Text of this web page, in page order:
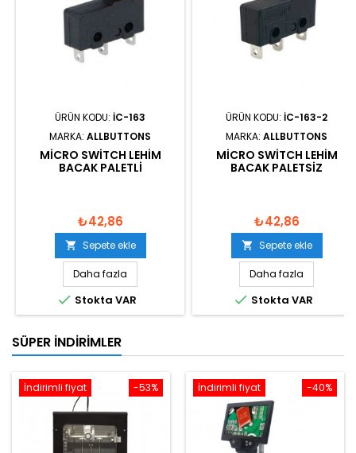
ÜRÜN KODU: IC-163
MARKA: ALLBUTTONS
MICRO SWITCH LEHIM
BACAK PALETLI
₺42,86
 Sepete ekle
Daha fazla
 Stokta VAR
ÜRÜN KODU: IC-163-2
MARKA: ALLBUTTONS
MICRO SWITCH LEHIM
BACAK PALETSIZ
₺42,86
 Sepete ekle
Daha fazla
 Stokta VAR
SÜPER İNDIRIMLER
-53%
İndirimli fiyat -40%
İndirimli fiyat